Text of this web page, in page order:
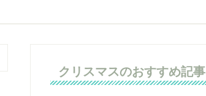
クリスマスのおすすめ記事